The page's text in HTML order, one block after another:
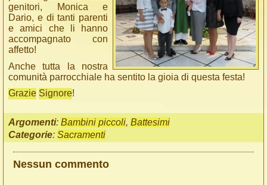
genitori, Monica e
Dario, e di tanti parenti
e amici che li hanno
accompagnato con
affetto!
Anche tutta la nostra
comunità parrocchiale ha sentito la gioia di questa festa!
Grazie Signore!
Argomenti: Bambini piccoli, Battesimi
Categorie: Sacramenti
Nessun commento